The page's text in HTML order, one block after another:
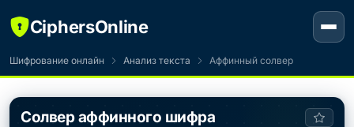
CiphersOnline
Шифрование онлайн Анализ текста Аффинный солвер
Солвер аффинного шифра